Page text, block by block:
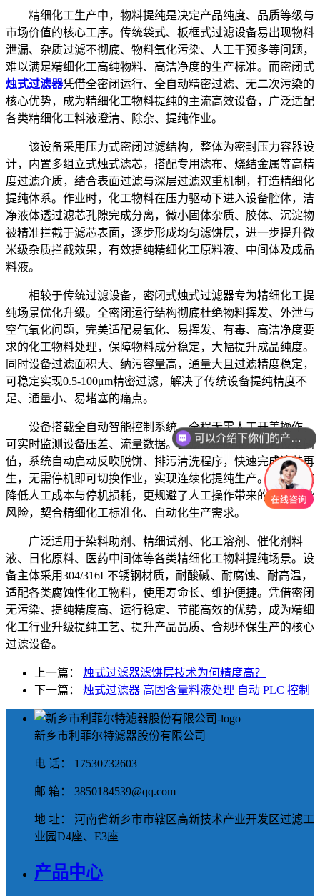
精细化工生产中，物料提纯是决定产品纯度、品质等级与
市场价值的核心工序。传统袋式、板框式过滤设备易出现物料
泄漏、杂质过滤不彻底、物料氧化污染、人工干预多等问题，
难以满足精细化工高纯物料、高洁净度的生产标准。而密闭式
烛式过滤器凭借全密闭运行、全自动精密过滤、无二次污染的
核心优势，成为精细化工物料提纯的主流高效设备，广泛适配
各类精细化工料液澄清、除杂、提纯作业。
该设备采用压力式密闭过滤结构，整体为密封压力容器设
计，内置多组立式烛式滤芯，搭配专用滤布、烧结金属等高精
度过滤介质，结合表面过滤与深层过滤双重机制，打造精细化
提纯体系。作业时，化工物料在压力驱动下进入设备腔体，洁
净液体透过滤芯孔隙完成分离，微小固体杂质、胶体、沉淀物
被精准拦截于滤芯表面，逐步形成均匀滤饼层，进一步提升微
米级杂质拦截效果，有效提纯精细化工原料液、中间体及成品
料液。
相较于传统过滤设备，密闭式烛式过滤器专为精细化工提
纯场景优化升级。全密闭运行结构彻底杜绝物料挥发、外泄与
空气氧化问题，完美适配易氧化、易挥发、有毒、高洁净度要
求的化工物料处理，保障物料成分稳定，大幅提升成品纯度。
同时设备过滤面积大、纳污容量高，通量大且过滤精度稳定，
可稳定实现0.5-100μm精密过滤，解决了传统设备提纯精度不
足、通量小、易堵塞的痛点。
设备搭载全自动智能控制系统，全程无需人工开盖操作，
可实时监测设备压差、流量数据。当滤芯杂质堆积达到设定阈
值，系统自动启动反吹脱饼、排污清洗程序，快速完成滤芯再
生，无需停机即可切换作业，实现连续化提纯生产。不仅有效
降低人工成本与停机损耗，更规避了人工操作带来的物料污染
风险，契合精细化工标准化、自动化生产需求。
广泛适用于染料助剂、精细试剂、化工溶剂、催化剂料
液、日化原料、医药中间体等各类精细化工物料提纯场景。设
备主体采用304/316L不锈钢材质，耐酸碱、耐腐蚀、耐高温，
适配各类腐蚀性化工物料，使用寿命长、维护便捷。凭借密闭
无污染、提纯精度高、运行稳定、节能高效的优势，成为精细
化工行业升级提纯工艺、提升产品品质、合规环保生产的核心
过滤设备。
上一篇： 烛式过滤器滤饼层技术为何精度高？
下一篇： 烛式过滤器 高固含量料液处理 自动 PLC 控制
新乡市利菲尔特滤器股份有限公司
电 话： 17530732603
邮 箱： 3850184539@qq.com
地 址： 河南省新乡市市辖区高新技术产业开发区过滤工
业园D4座、E3座
产品中心
可以介绍下你们的产品么
你们是怎么收费的呢